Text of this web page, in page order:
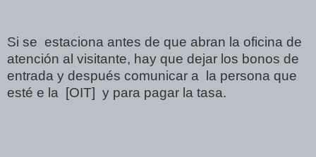
Si se estaciona antes de que abran la oficina de
atención al visitante, hay que dejar los bonos de
entrada y después comunicar a la persona que
esté e la [OIT] y para pagar la tasa.